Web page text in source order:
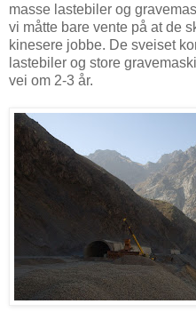
masse lastebiler og
vi måtte bare vente på at de
kinesere jobbe. De sveiset
lastebiler og store
vei om 2-3 år.